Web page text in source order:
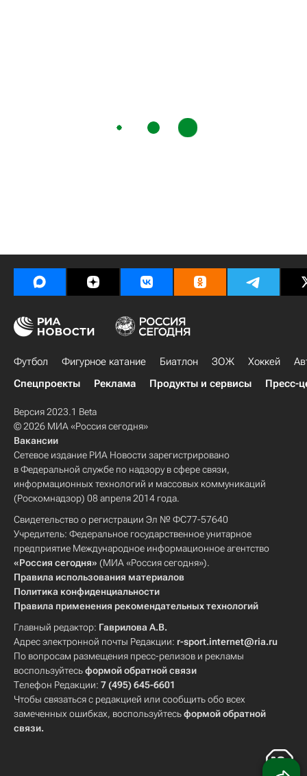
Футбол Фигурное катание Биатлон ЗОЖ Хоккей
Спецпроекты
Реклама Продукты и сервисы Пресс-
Версия 2023.1 Beta
© 2026 МИА «Россия сегодня»
Вакансии
Сетевое издание РИА Новости зарегистрировано
в Федеральной службе по надзору в сфере связи,
информационных технологий и массовых коммуникаций
(Роскомнадзор) 08 апреля 2014 года.
Свидетельство о регистрации Эл № ФС77-57640
Учредитель: Федеральное государственное унитарное
предприятие Международное информационное агентство
«Россия сегодня» (МИА «Россия сегодня»).
Правила использования материалов
Политика конфиденциальности
Правила применения рекомендательных технологий
Главный редактор: Гаврилова А.В.
Адрес электронной почты Редакции: r-sport.internet@ria.ru
По вопросам размещения пресс-релизов и рекламы
воспользуйтесьформой обратной связи
Телефон Редакции: 7 (495) 645-6601
Чтобы связаться с редакцией или сообщить обо всех
замеченных ошибках, воспользуйтесьформой обратной
связи.